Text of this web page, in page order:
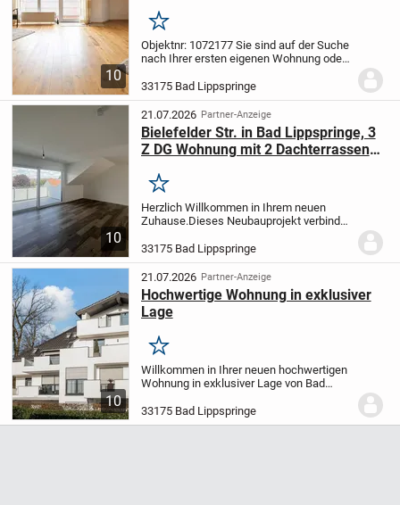
10
Merken
Objektnr: 1072177 Sie sind auf der Suche
nach Ihrer ersten eigenen Wohnung oder
Dann könnte diese charmante
Dachgeschosswohnung genau das
Richtige für Sie...
33175 Bad Lippspringe
10
21.07.2026 Partner-Anzeige
Bielefelder Str. in Bad Lippspringe, 3
Z DG Wohnung mit 2 Dachterrassen
Merken
Herzlich Willkommen in Ihrem neuen
Zuhause.Dieses Neubauprojekt verbindet
hochwertiger Ausstattung und bildet so
das ideale Zuhause.Die Wohnungen
überzeugen durch...
33175 Bad Lippspringe
10
21.07.2026 Partner-Anzeige
Hochwertige Wohnung in exklusiver
Lage
Merken
Willkommen in Ihrer neuen hochwertigen
Wohnung in exklusiver Lage von Bad
besticht durch ihre exzellente Ausstattung
und ihre großzügige Wohnfläche von
33175 Bad Lippspringe